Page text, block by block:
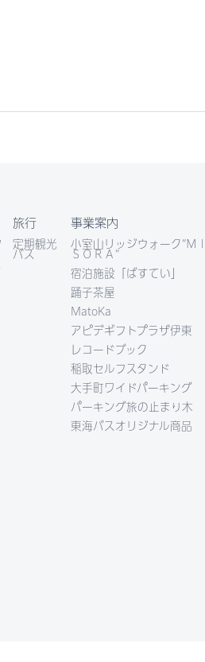
旅行
定期観光
バス
事業案内
小室山リッジウォーク“ＭＩ
ＳＯＲＡ”
宿泊施設「ばすてい」
踊子茶屋
MatoKa
アピデギフトプラザ伊東
レコードブック
稲取セルフスタンド
大手町ワイドパーキング
パーキング旅の止まり木
東海バスオリジナル商品